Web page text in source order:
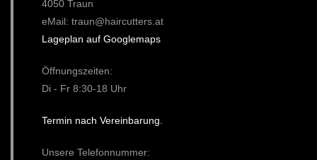
4050 Traun
eMail: traun@haircutters.at
Lageplan auf Googlemaps
Öffnungszeiten:
Di - Fr 8:30-18 Uhr
Termin nach Vereinbarung.
Unsere Telefonnummer: